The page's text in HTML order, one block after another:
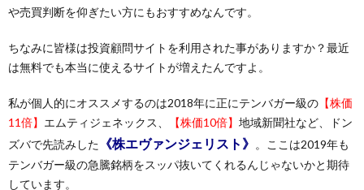
や売買判断を仰ぎたい方にもおすすめなんです。
ちなみに皆様は投資顧問サイトを利用された事がありますか？最近
は無料でも本当に使えるサイトが増えたんですよ。
私が個人的にオススメするのは2018年に正にテンバガー級の 【株価
11倍】 エムティジェネックス、 【株価10倍】 地域新聞社など、ドン
ズバで先読みした 《株エヴァンジェリスト》 。ここは2019年も
テンバガー級の急騰銘柄をスッパ抜いてくれるんじゃないかと期待
しています。